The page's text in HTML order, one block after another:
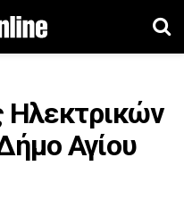
Ηλεκτρικών
Αγίου